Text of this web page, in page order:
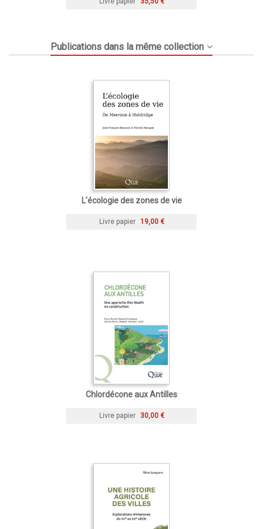
Publications dans la même collection
L’écologie des zones de vie
Livre papier 19,00 €
Chlordécone aux Antilles
Livre papier 30,00 €